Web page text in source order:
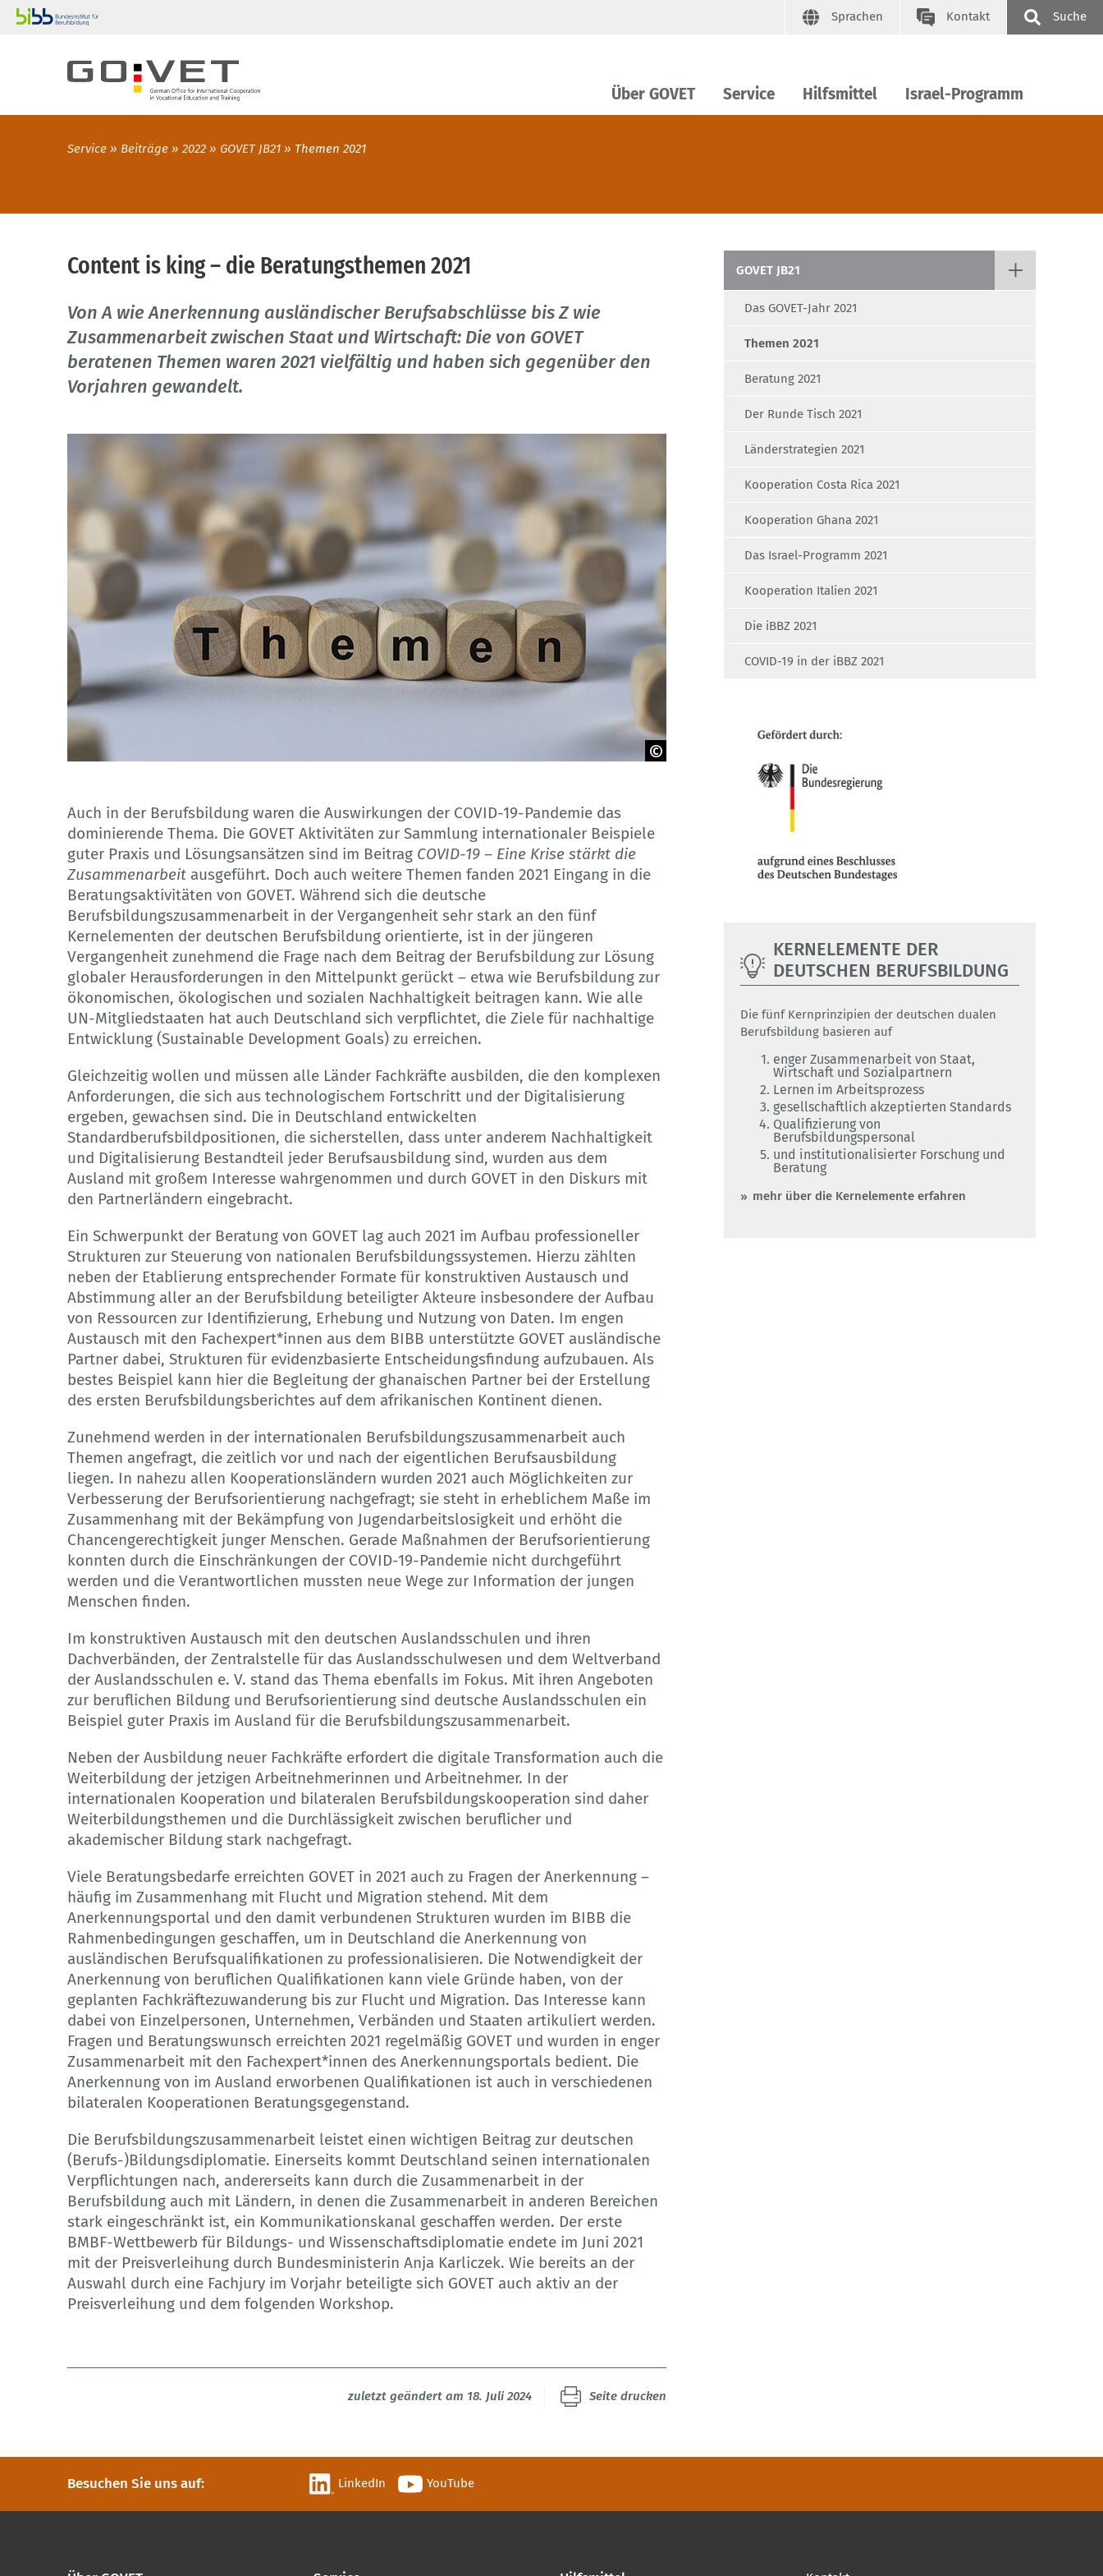
Sprachen Kontakt Suche
Über GOVET Service Hilfsmittel Israel-Programm
Service Beiträge 2022 GOVET JB21 Themen 2021
Content is king – die Beratungsthemen 2021
Von A wie Anerkennung ausländischer Berufsabschlüsse bis Z wie
Zusammenarbeit zwischen Staat und Wirtschaft: Die von GOVET
beratenen Themen waren 2021 vielfältig und haben sich gegenüber den
Vorjahren gewandelt.
Auch in der Berufsbildung waren die Auswirkungen der COVID-19-Pandemie das
dominierende Thema. Die GOVET Aktivitäten zur Sammlung internationaler Beispiele
guter Praxis und Lösungsansätzen sind im Beitrag COVID-19 – Eine Krise stärkt die
Zusammenarbeit ausgeführt. Doch auch weitere Themen fanden 2021 Eingang in die
Beratungsaktivitäten von GOVET. Während sich die deutsche
Berufsbildungszusammenarbeit in der Vergangenheit sehr stark an den fünf
Kernelementen der deutschen Berufsbildung orientierte, ist in der jüngeren
Vergangenheit zunehmend die Frage nach dem Beitrag der Berufsbildung zur Lösung
globaler Herausforderungen in den Mittelpunkt gerückt – etwa wie Berufsbildung zur
ökonomischen, ökologischen und sozialen Nachhaltigkeit beitragen kann. Wie alle
UN-Mitgliedstaaten hat auch Deutschland sich verpflichtet, die Ziele für nachhaltige
Entwicklung (Sustainable Development Goals) zu erreichen.
Gleichzeitig wollen und müssen alle Länder Fachkräfte ausbilden, die den komplexen
Anforderungen, die sich aus technologischem Fortschritt und der Digitalisierung
ergeben, gewachsen sind. Die in Deutschland entwickelten
Standardberufsbildpositionen, die sicherstellen, dass unter anderem Nachhaltigkeit
und Digitalisierung Bestandteil jeder Berufsausbildung sind, wurden aus dem
Ausland mit großem Interesse wahrgenommen und durch GOVET in den Diskurs mit
den Partnerländern eingebracht.
Ein Schwerpunkt der Beratung von GOVET lag auch 2021 im Aufbau professioneller
Strukturen zur Steuerung von nationalen Berufsbildungssystemen. Hierzu zählten
neben der Etablierung entsprechender Formate für konstruktiven Austausch und
Abstimmung aller an der Berufsbildung beteiligter Akteure insbesondere der Aufbau
von Ressourcen zur Identifizierung, Erhebung und Nutzung von Daten. Im engen
Austausch mit den Fachexpert*innen aus dem BIBB unterstützte GOVET ausländische
Partner dabei, Strukturen für evidenzbasierte Entscheidungsfindung aufzubauen. Als
bestes Beispiel kann hier die Begleitung der ghanaischen Partner bei der Erstellung
des ersten Berufsbildungsberichtes auf dem afrikanischen Kontinent dienen.
Zunehmend werden in der internationalen Berufsbildungszusammenarbeit auch
Themen angefragt, die zeitlich vor und nach der eigentlichen Berufsausbildung
liegen. In nahezu allen Kooperationsländern wurden 2021 auch Möglichkeiten zur
Verbesserung der Berufsorientierung nachgefragt; sie steht in erheblichem Maße im
Zusammenhang mit der Bekämpfung von Jugendarbeitslosigkeit und erhöht die
Chancengerechtigkeit junger Menschen. Gerade Maßnahmen der Berufsorientierung
konnten durch die Einschränkungen der COVID-19-Pandemie nicht durchgeführt
werden und die Verantwortlichen mussten neue Wege zur Information der jungen
Menschen finden.
Im konstruktiven Austausch mit den deutschen Auslandsschulen und ihren
Dachverbänden, der Zentralstelle für das Auslandsschulwesen und dem Weltverband
der Auslandsschulen e. V. stand das Thema ebenfalls im Fokus. Mit ihren Angeboten
zur beruflichen Bildung und Berufsorientierung sind deutsche Auslandsschulen ein
Beispiel guter Praxis im Ausland für die Berufsbildungszusammenarbeit.
Neben der Ausbildung neuer Fachkräfte erfordert die digitale Transformation auch die
Weiterbildung der jetzigen Arbeitnehmerinnen und Arbeitnehmer. In der
internationalen Kooperation und bilateralen Berufsbildungskooperation sind daher
Weiterbildungsthemen und die Durchlässigkeit zwischen beruflicher und
akademischer Bildung stark nachgefragt.
Viele Beratungsbedarfe erreichten GOVET in 2021 auch zu Fragen der Anerkennung –
häufig im Zusammenhang mit Flucht und Migration stehend. Mit dem
Anerkennungsportal und den damit verbundenen Strukturen wurden im BIBB die
Rahmenbedingungen geschaffen, um in Deutschland die Anerkennung von
ausländischen Berufsqualifikationen zu professionalisieren. Die Notwendigkeit der
Anerkennung von beruflichen Qualifikationen kann viele Gründe haben, von der
geplanten Fachkräftezuwanderung bis zur Flucht und Migration. Das Interesse kann
dabei von Einzelpersonen, Unternehmen, Verbänden und Staaten artikuliert werden.
Fragen und Beratungswunsch erreichten 2021 regelmäßig GOVET und wurden in enger
Zusammenarbeit mit den Fachexpert*innen des Anerkennungsportals bedient. Die
Anerkennung von im Ausland erworbenen Qualifikationen ist auch in verschiedenen
bilateralen Kooperationen Beratungsgegenstand.
Die Berufsbildungszusammenarbeit leistet einen wichtigen Beitrag zur deutschen
(Berufs-)Bildungsdiplomatie. Einerseits kommt Deutschland seinen internationalen
Verpflichtungen nach, andererseits kann durch die Zusammenarbeit in der
Berufsbildung auch mit Ländern, in denen die Zusammenarbeit in anderen Bereichen
stark eingeschränkt ist, ein Kommunikationskanal geschaffen werden. Der erste
BMBF-Wettbewerb für Bildungs- und Wissenschaftsdiplomatie endete im Juni 2021
mit der Preisverleihung durch Bundesministerin Anja Karliczek. Wie bereits an der
Auswahl durch eine Fachjury im Vorjahr beteiligte sich GOVET auch aktiv an der
Preisverleihung und dem folgenden Workshop.
GOVET JB21
Das GOVET-Jahr 2021
Themen 2021
Beratung 2021
Der Runde Tisch 2021
Länderstrategien 2021
Kooperation Costa Rica 2021
Kooperation Ghana 2021
Das Israel-Programm 2021
Kooperation Italien 2021
Die iBBZ 2021
COVID-19 in der iBBZ 2021
KERNELEMENTE DER
DEUTSCHEN BERUFSBILDUNG
Die fünf Kernprinzipien der deutschen dualen
Berufsbildung basieren auf
enger Zusammenarbeit von Staat,
Wirtschaft und Sozialpartnern
Lernen im Arbeitsprozess
gesellschaftlich akzeptierten Standards
Qualifizierung von
Berufsbildungspersonal
und institutionalisierter Forschung und
Beratung
mehr über die Kernelemente erfahren
zuletzt geändert am 18. Juli 2024 Seite drucken
Besuchen Sie uns auf: LinkedIn YouTube